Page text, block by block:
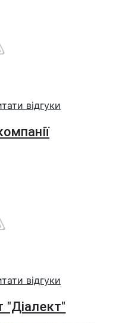
відгуки
відгуки
"Діалект"